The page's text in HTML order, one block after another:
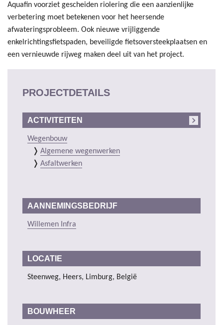
Aquafin voorziet gescheiden riolering die een aanzienlijke
verbetering moet betekenen voor het heersende
afwateringsprobleem. Ook nieuwe vrijliggende
enkelrichtingsfietspaden, beveiligde fietsoversteekplaatsen en
een vernieuwde rijweg maken deel uit van het project.
PROJECTDETAILS
ACTIVITEITEN
Wegenbouw
Algemene wegenwerken
Asfaltwerken
AANNEMINGSBEDRIJF
Willemen Infra
LOCATIE
Steenweg, Heers, Limburg, België
BOUWHEER